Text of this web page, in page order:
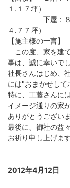
１.１７坪）
下屋：８.０㎡
４.７７坪）
【施主様の一言】
この度、家を建
事は、誠に幸いでし
社長さんはじめ、
には"おまかせして
特に、工藤さんに
イメージ通りの家
ありがとうござい
最後に、御社の益
お祈り申し上げます
2012年4月12日